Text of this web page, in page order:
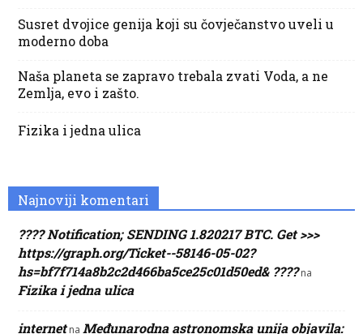
Susret dvojice genija koji su čovječanstvo uveli u
moderno doba
Naša planeta se zapravo trebala zvati Voda, a ne
Zemlja, evo i zašto.
Fizika i jedna ulica
Najnoviji komentari
???? Notification; SENDING 1.820217 BTC. Get >>>
https://graph.org/Ticket--58146-05-02?
hs=bf7f714a8b2c2d466ba5ce25c01d50ed& ????na
Fizika i jedna ulica
internetna Međunarodna astronomska unija objavila: